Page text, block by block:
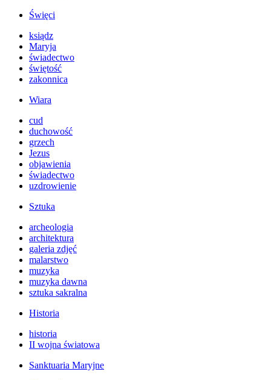
Święci
ksiądz
Maryja
świadectwo
świętość
zakonnica
Wiara
cud
duchowość
grzech
Jezus
objawienia
świadectwo
uzdrowienie
Sztuka
archeologia
architektura
galeria zdjęć
malarstwo
muzyka
muzyka dawna
sztuka sakralna
Historia
historia
II wojna światowa
Sanktuaria Maryjne